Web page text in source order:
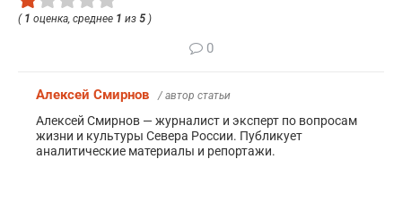
( 1 оценка, среднее 1 из 5 )
0
Алексей Смирнов / автор статьи
Алексей Смирнов — журналист и эксперт по вопросам
жизни и культуры Севера России. Публикует
аналитические материалы и репортажи.